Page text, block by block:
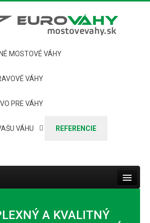
MOSTOVÉ VÁHY
VÁHY
PRE VÁHY
VÁHU REFERENCIE
Toggle
VÁHY
A KVALITNÝ